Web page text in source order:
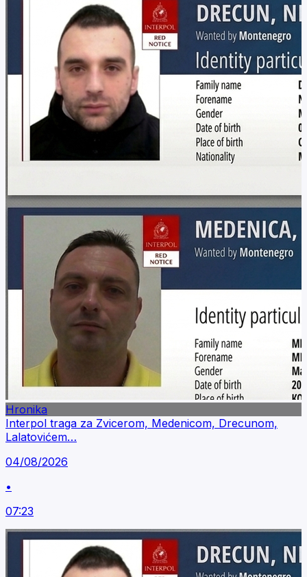
Hronika
Interpol traga za Zvicerom, Medenicom, Drecunom,
Lalatovićem…
04/08/2026
•
07:23